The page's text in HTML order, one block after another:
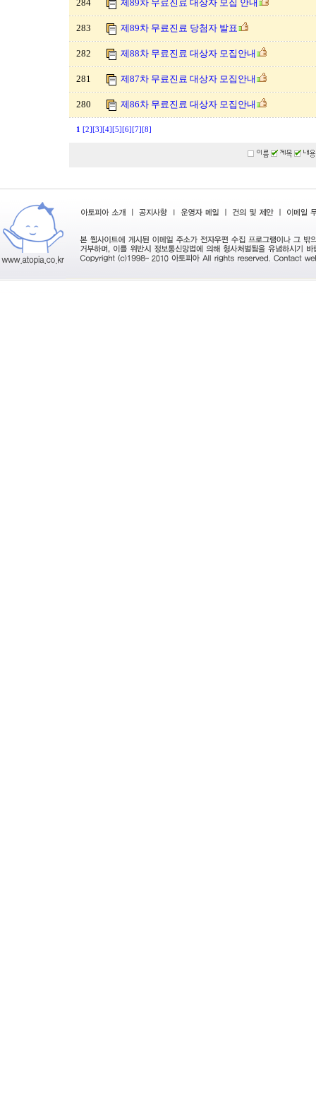
284 제89차 무료진료 대상자 모집 안내
283 제89차 무료진료 당첨자 발표
282 제88차 무료진료 대상자 모집안내
281 제87차 무료진료 대상자 모집안내
280 제86차 무료진료 대상자 모집안내
1 [2] [3] [4] [5] [6] [7] [8]